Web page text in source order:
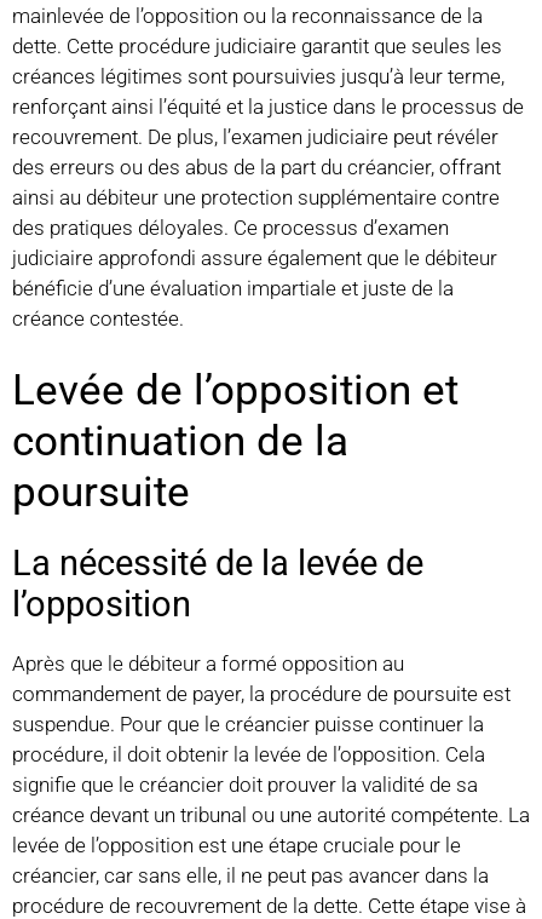
mainlevée de l’opposition ou la reconnaissance de la
dette. Cette procédure judiciaire garantit que seules les
créances légitimes sont poursuivies jusqu’à leur terme,
renforçant ainsi l’équité et la justice dans le processus de
recouvrement. De plus, l’examen judiciaire peut révéler
des erreurs ou des abus de la part du créancier, offrant
ainsi au débiteur une protection supplémentaire contre
des pratiques déloyales. Ce processus d’examen
judiciaire approfondi assure également que le débiteur
bénéficie d’une évaluation impartiale et juste de la
créance contestée.
Levée de l’opposition et
continuation de la
poursuite
La nécessité de la levée de
l’opposition
Après que le débiteur a formé opposition au
commandement de payer, la procédure de poursuite est
suspendue. Pour que le créancier puisse continuer la
procédure, il doit obtenir la levée de l’opposition. Cela
signifie que le créancier doit prouver la validité de sa
créance devant un tribunal ou une autorité compétente. La
levée de l’opposition est une étape cruciale pour le
créancier, car sans elle, il ne peut pas avancer dans la
procédure de recouvrement de la dette. Cette étape vise à